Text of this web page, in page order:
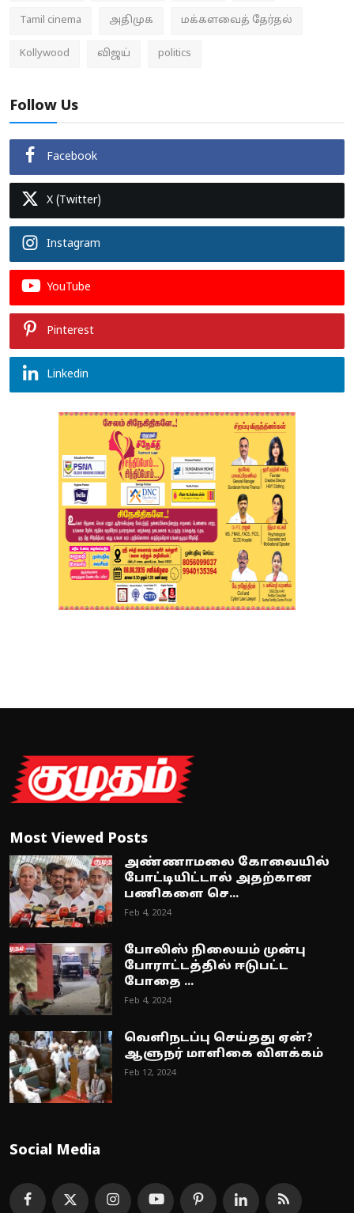
Tamil cinema அதிமுக மக்களவைத் தேர்தல்
Kollywood விஜய் politics
Follow Us
Facebook
X (Twitter)
Instagram
YouTube
Pinterest
Linkedin
Most Viewed Posts
அண்ணாமலை கோவையில்
போட்டியிட்டால் அதற்கான
பணிகளை செ...
Feb 4, 2024
போலிஸ் நிலையம் முன்பு
போராட்டத்தில் ஈடுபட்ட
போதை ...
Feb 4, 2024
வெளிநடப்பு செய்தது ஏன்?
ஆளுநர் மாளிகை விளக்கம்
Feb 12, 2024
Social Media